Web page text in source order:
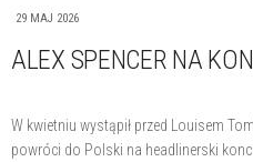
29 MAJ 2026
ALEX SPENCER NA
W kwietniu wystąpił przed Louisem
powróci do Polski na headlinerski